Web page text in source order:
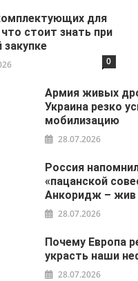
для
стоит знать при
закупке
0
Армия живых
Украина резко
мобилизацию
28.07.2026
Россия
«пацанской
Анкоридж – жив
28.07.2026
Почему Европа
украсть наши
28.07.2026